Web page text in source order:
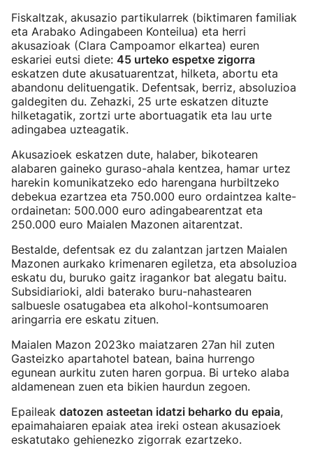
Fiskaltzak, akusazio partikularrek (biktimaren familiak
eta Arabako Adingabeen Konteilua) eta herri
akusazioak (Clara Campoamor elkartea) euren
eskariei eutsi diete: 45 urteko espetxe zigorra
eskatzen dute akusatuarentzat, hilketa, abortu eta
abandonu delituengatik. Defentsak, berriz, absoluzioa
galdegiten du. Zehazki, 25 urte eskatzen dituzte
hilketagatik, zortzi urte abortuagatik eta lau urte
adingabea uzteagatik.
Akusazioek eskatzen dute, halaber, bikotearen
alabaren gaineko guraso-ahala kentzea, hamar urtez
harekin komunikatzeko edo harengana hurbiltzeko
debekua ezartzea eta 750.000 euro ordaintzea kalte-
ordainetan: 500.000 euro adingabearentzat eta
250.000 euro Maialen Mazonen aitarentzat.
Bestalde, defentsak ez du zalantzan jartzen Maialen
Mazonen aurkako krimenaren egiletza, eta absoluzioa
eskatu du, buruko gaitz iragankor bat alegatu baitu.
Subsidiarioki, aldi baterako buru-nahastearen
salbuesle osatugabea eta alkohol-kontsumoaren
aringarria ere eskatu zituen.
Maialen Mazon 2023ko maiatzaren 27an hil zuten
Gasteizko apartahotel batean, baina hurrengo
egunean aurkitu zuten haren gorpua. Bi urteko alaba
aldamenean zuen eta bikien haurdun zegoen.
Epaileak datozen asteetan idatzi beharko du epaia,
epaimahaiaren epaiak atea ireki ostean akusazioek
eskatutako gehienezko zigorrak ezartzeko.